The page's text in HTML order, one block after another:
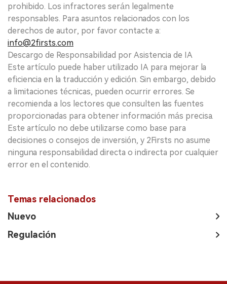
prohibido. Los infractores serán legalmente
responsables. Para asuntos relacionados con los
derechos de autor, por favor contacte a:
info@2firsts.com
Descargo de Responsabilidad por Asistencia de IA
Este artículo puede haber utilizado IA para mejorar la
eficiencia en la traducción y edición. Sin embargo, debido
a limitaciones técnicas, pueden ocurrir errores. Se
recomienda a los lectores que consulten las fuentes
proporcionadas para obtener información más precisa.
Este artículo no debe utilizarse como base para
decisiones o consejos de inversión, y 2Firsts no asume
ninguna responsabilidad directa o indirecta por cualquier
error en el contenido.
Temas relacionados
Nuevo
Regulación